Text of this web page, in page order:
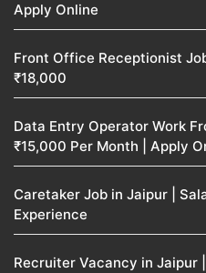
Apply Online
Front Office Receptionist
₹18,000
Data Entry Operator Work
₹15,000 Per Month | Apply
Caretaker Job in Jaipur |
Experience
Recruiter Vacancy in Jaipur